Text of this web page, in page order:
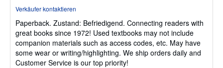
5
Sternen
Verkäufer kontaktieren
Paperback. Zustand: Befriedigend. Connecting readers with
great books since 1972! Used textbooks may not include
companion materials such as access codes, etc. May have
some wear or writing/highlighting. We ship orders daily and
Customer Service is our top priority!